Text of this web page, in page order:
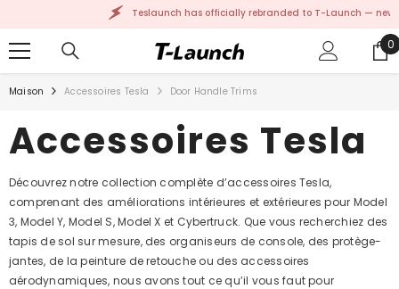
Teslaunch has officially rebranded to T-Launch — new
0
0
Maison Accessoires Tesla Door Handle Trims
Accessoires Tesla
Découvrez notre collection complète d’accessoires Tesla,
comprenant des améliorations intérieures et extérieures pour Model
3, Model Y, Model S, Model X et Cybertruck. Que vous recherchiez des
tapis de sol sur mesure, des organiseurs de console, des protège-
jantes, de la peinture de retouche ou des accessoires
aérodynamiques, nous avons tout ce qu’il vous faut pour